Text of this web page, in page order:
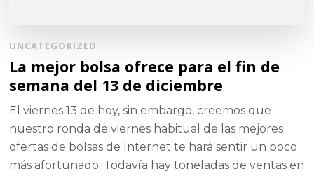
UNCATEGORIZED
La mejor bolsa ofrece para el fin de
semana del 13 de diciembre
El viernes 13 de hoy, sin embargo, creemos que
nuestro ronda de viernes habitual de las mejores
ofertas de bolsas de Internet te hará sentir un poco
más afortunado. Todavía hay toneladas de ventas en